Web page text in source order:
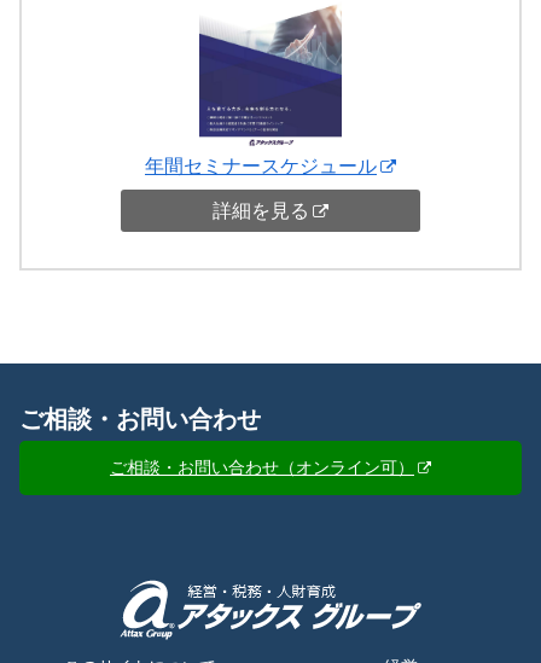
年間セミナースケジュール
詳細を見る
ご相談・お問い合わせ
ご相談・お問い合わせ（オンライン可）